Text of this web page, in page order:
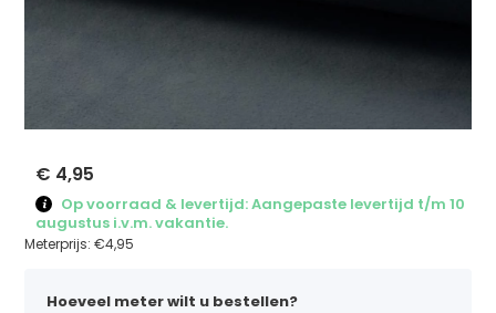
€ 4,95
Op voorraad & levertijd: Aangepaste levertijd t/m 10
augustus i.v.m. vakantie.
Meterprijs:€4,95
Hoeveel meter wilt u bestellen?